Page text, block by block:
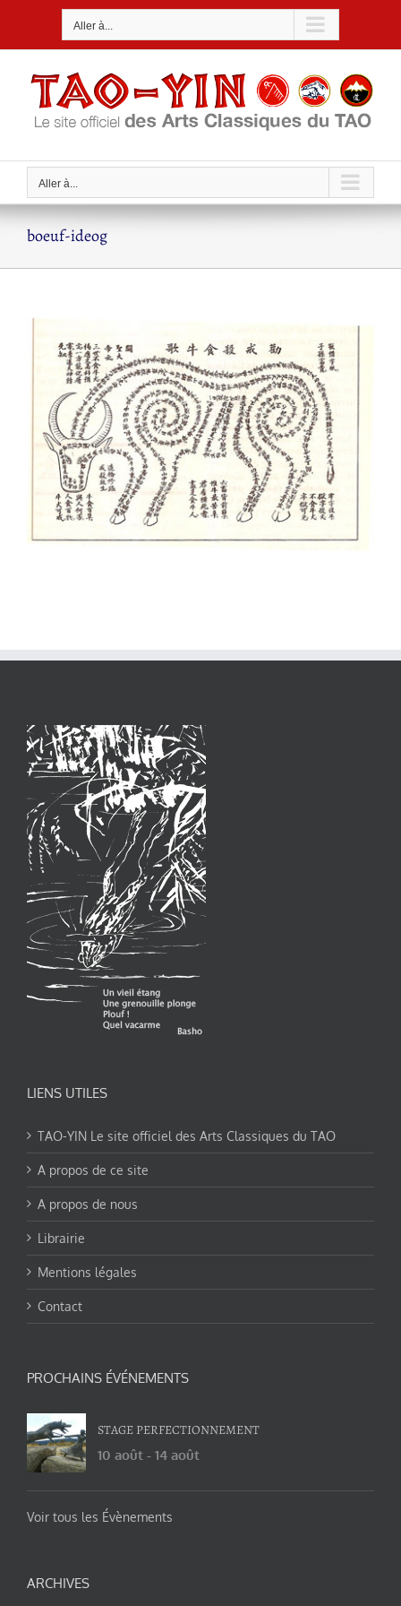
Aller à...
Aller à...
boeuf-ideog
LIENS UTILES
TAO-YIN Le site officiel des Arts Classiques du TAO
A propos de ce site
A propos de nous
Librairie
Mentions légales
Contact
PROCHAINS ÉVÉNEMENTS
STAGE PERFECTIONNEMENT
10 août - 14 août
Voir tous les Évènements
ARCHIVES